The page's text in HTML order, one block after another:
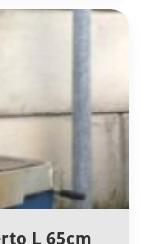
L 65cm